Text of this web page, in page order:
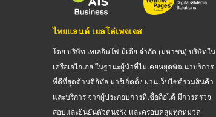
ไทยแลนด์ เยลโล่เพจเจส
โดย บริษัท เทเลอินโฟ มีเดีย จำกัด (มหาชน) บริษัทใน
เครือเอไอเอส ในฐานะผู้นำที่ไม่เคยหยุดพัฒนาบริการ
ที่ดีที่สุดด้านดิจิทัล มาร์เก็ตติ้ง ผ่านเว็บไซต์รวมสินค้า
และบริการ จากผู้ประกอบการที่เชื่อถือได้ มีการตรวจ
สอบและยืนยันตัวตนจริง และครอบคลุมทุกหมวด